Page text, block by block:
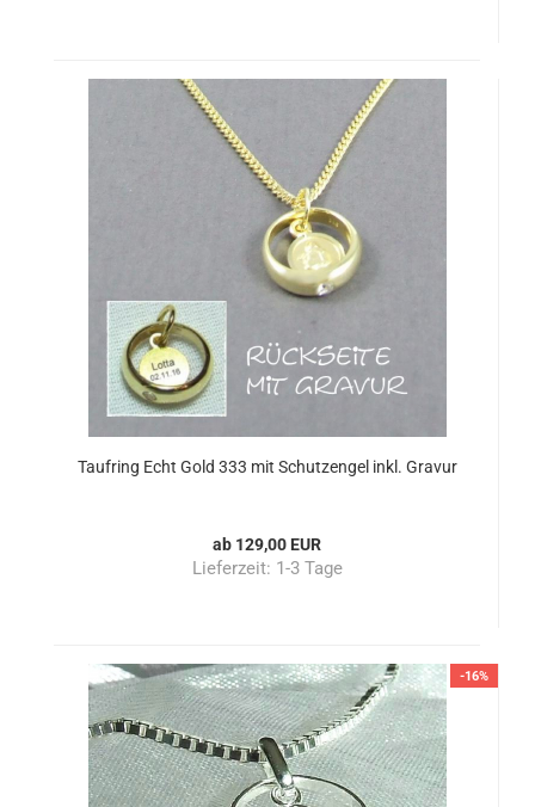
Taufring Echt Gold 333 mit Schutzengel inkl. Gravur
ab 129,00 EUR
Lieferzeit: 1-3 Tage
-16%